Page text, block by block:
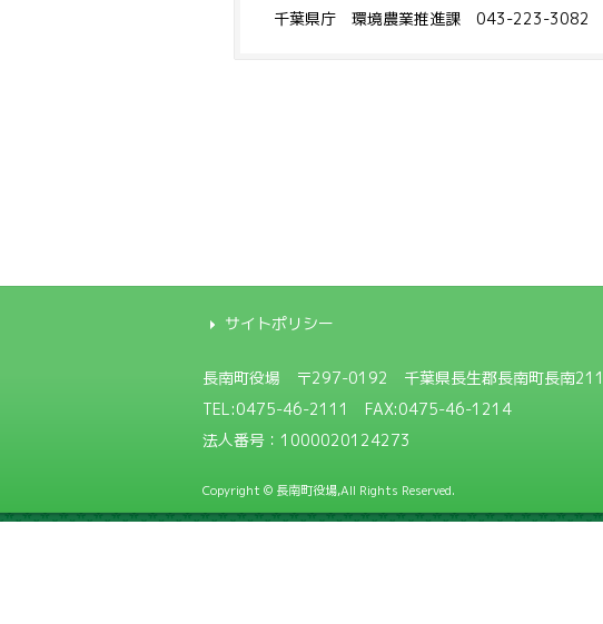
千葉県庁 環境農業推進課 043-223-3082
サイトポリシー
長南町役場
〒297-0192 千葉県長生郡長南町長南
TEL:0475-46-2111
FAX:0475-46-1214
法人番号：1000020124273
Copyright © 長南町役場,All Rights Reserved.